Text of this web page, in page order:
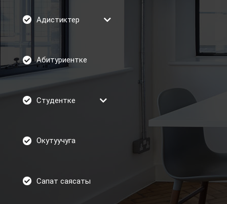
Адистиктер
Абитуриентке
Студентке
Окутуучуга
Сапат саясаты